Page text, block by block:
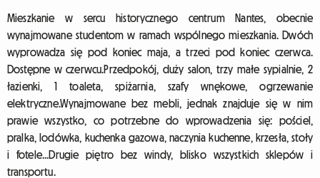
Mieszkanie w sercu historycznego centrum Nantes, obecnie
wynajmowane studentom w ramach wspólnego mieszkania. Dwóch
wyprowadza się pod koniec maja, a trzeci pod koniec czerwca.
Dostępne w czerwcu.Przedpokój, duży salon, trzy małe sypialnie, 2
łazienki, 1 toaleta, spiżarnia, szafy wnękowe, ogrzewanie
elektryczne.Wynajmowane bez mebli, jednak znajduje się w nim
prawie wszystko, co potrzebne do wprowadzenia się: pościel,
pralka, lodówka, kuchenka gazowa, naczynia kuchenne, krzesła, stoły
i fotele...Drugie piętro bez windy, blisko wszystkich sklepów i
transportu.